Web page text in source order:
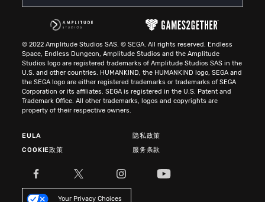
© 2022 Amplitude Studios SAS. © SEGA. All rights reserved. Endless
Space, Endless Dungeon, Amplitude Studios and the Amplitude
Studios logo are registered trademarks of Amplitude Studios SAS in the
U.S. and other countries. HUMANKIND, the HUMANKIND logo, SEGA and
the SEGA logo are either registered trademarks or trademarks of SEGA
Corporation or its affiliates. SEGA is registered in the U.S. Patent and
Trademark Office. All other trademarks, logos and copyrights are
property of their respective owners.
EULA
隐私政策
COOKIE政策
服务条款
Your Privacy Choices